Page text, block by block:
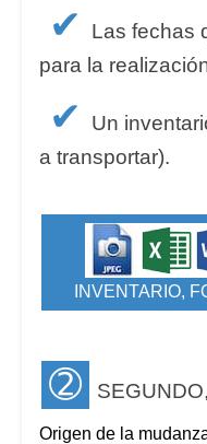
✔
Las fechas
para la
✔
Un
a transportar).
INVENTARIO,
➁
Origen de la